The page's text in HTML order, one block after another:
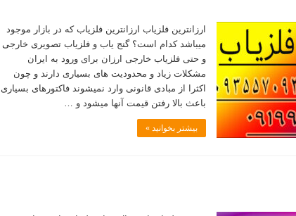
ارزانترین فلزیاب ارزانترین فلزیاب که در بازار موجود
میباشد کدام است؟ گنج یاب و فلزیاب تصویری خارجی
و حتی فلزیاب خارجی ارزان برای ورود به ایران
مشکلات زیاد و محدودیت های بسیاری دارند و چون
اکثرا از مبادی قانونی وارد نمیشوند فاکتورهای بسیاری
باعث بالا رفتن قیمت آنها میشود و …
بیشتر بخوانید »